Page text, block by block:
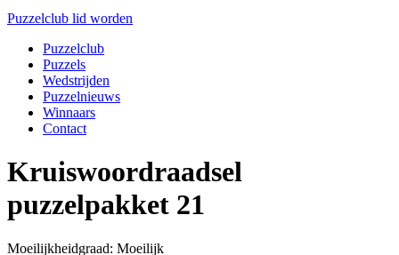
Puzzelclub lid worden
Puzzelclub
Puzzels
Wedstrijden
Puzzelnieuws
Winnaars
Contact
Kruiswoordraadsel
puzzelpakket 21
Moeilijkheidgraad: Moeilijk